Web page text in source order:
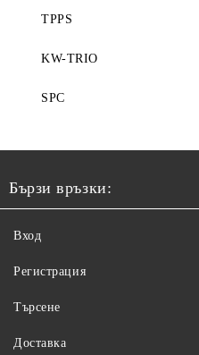
TPPS
KW-TRIO
SPC
Бързи връзки:
Вход
Регистрация
Търсене
Доставка